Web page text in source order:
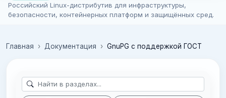
Российский Linux-дистрибутив для инфраструктуры,
безопасности, контейнерных платформ и защищённых сред.
Главная Документация GnuPG с поддержкой ГОСТ